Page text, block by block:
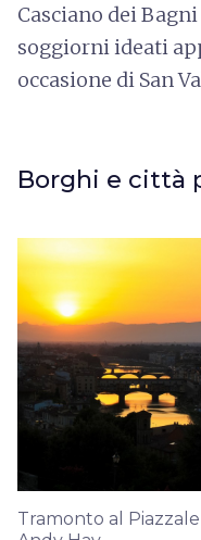
Casciano dei
soggiorni ideati
occasione di San
Borghi e città
Tramonto al